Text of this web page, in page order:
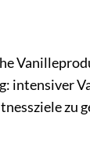
intensiver
zu